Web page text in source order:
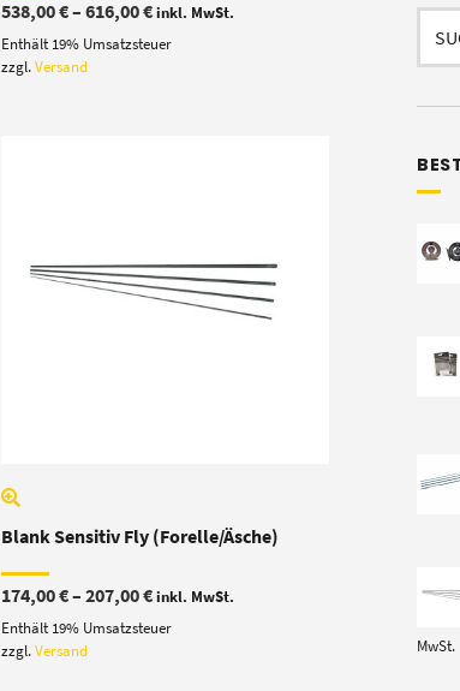
538,00€– 616,00€Preisspanne:
bis
inkl. MwSt.
Enthält 19% Umsatzsteuer
zzgl.Versand
Blank Sensitiv Fly (Forelle/Äsche)
174,00€– 207,00€Preisspanne:
bis
inkl. MwSt.
Enthält 19% Umsatzsteuer
zzgl.Versand
nach:
MwSt.